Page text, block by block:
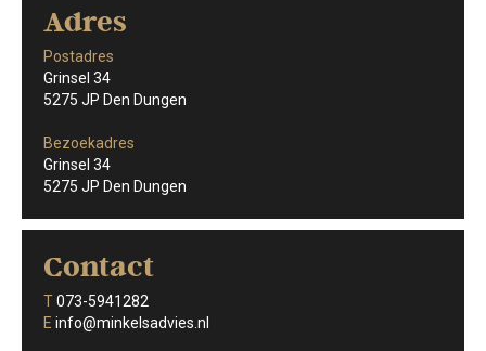
Adres
Postadres
Grinsel 34
5275 JP Den Dungen
Bezoekadres
Grinsel 34
5275 JP Den Dungen
Contact
T073-5941282
E info@minkelsadvies.nl